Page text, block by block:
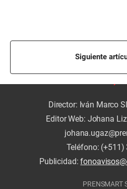
Siguiente
Director: Iván Marco
Editor Web: Johana
Teléfono: (+511)
Publicidad:
PRENSMART